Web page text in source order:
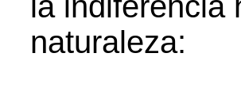
naturaleza: